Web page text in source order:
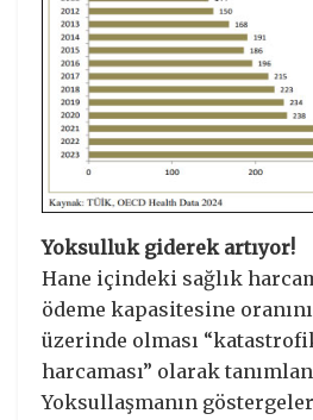
Yoksulluk giderek artıyor!
Hane içindeki sağlık
ödeme kapasitesine
üzerinde olması
harcaması” olarak
Yoksullaşmanın